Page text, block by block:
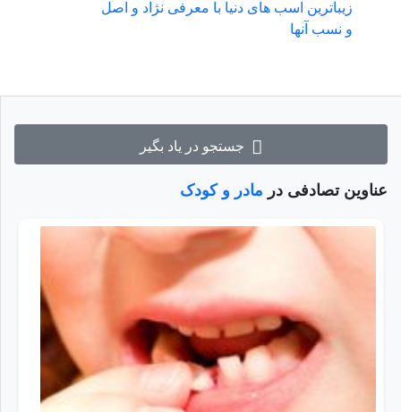
جستجو در یاد بگیر
عناوین تصادفی در مادر و کودک
زیباترین اسب های دنیا با معرفی نژاد و اصل
و نسب آنها